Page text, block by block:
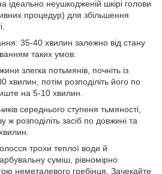
ідеально неушкодженій шкірі голови
процедур) для збільшення
35-40 хвилин залежно від стану
таких умов:
злегка потьмянів, почніть із
хвилин, потім розподіліть його по
на 5-10 хвилин.
середнього ступеня тьмяності,
ж розподіліть засіб по довжині та
трохи теплої води й
суміш, рівномірно
неметалевого гребінця. Зачекайте